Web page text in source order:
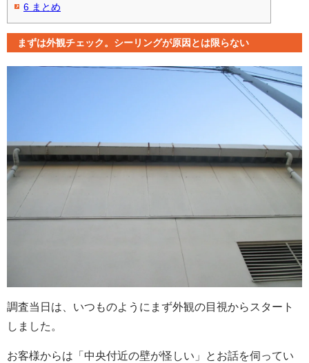
6 まとめ
まずは外観チェック。シーリングが原因とは限らない
調査当日は、いつものようにまず外観の目視からスタート
しました。
お客様からは「中央付近の壁が怪しい」とお話を伺ってい